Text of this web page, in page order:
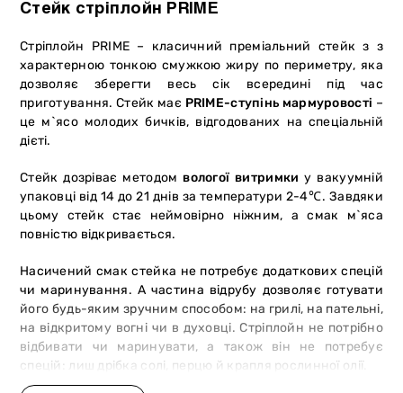
Стейк стріплойн PRIME
Cтріплойн PRIME – класичний преміальний стейк з з
характерною тонкою смужкою жиру по периметру, яка
дозволяє зберегти весь сік всередині під час
приготування. Стейк має PRIME-ступінь мармуровості –
це м`ясо молодих бичків, відгодованих на спеціальній
дієті.
Стейк дозріває методом вологої витримки у вакуумній
упаковці від 14 до 21 днів за температури 2-4℃. Завдяки
цьому стейк стає неймовірно ніжним, а смак м`яса
повністю відкривається.
Насичений смак стейка не потребує додаткових спецій
чи маринування. А частина відрубу дозволяє готувати
його будь-яким зручним способом: на грилі, на пательні,
на відкритому вогні чи в духовці. Cтріплойн не потрібно
відбивати чи маринувати, а також він не потребує
спецій: лиш дрібка солі, перцю й крапля рослинної олії.